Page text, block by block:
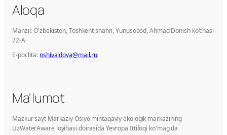
Aloqa
Manzil: O'zbekiston, Toshkent shahri, Yunusobod, Ahmad Donish ko'chasi
72-A
E-pochta: nshivaldova@mail.ru
Ma'lumot
Mazkur sayt Markaziy Osiyo mintaqaviy ekologik markazining
UzWaterAware loyihasi doirasida Yevropa Ittifoqi ko'magida